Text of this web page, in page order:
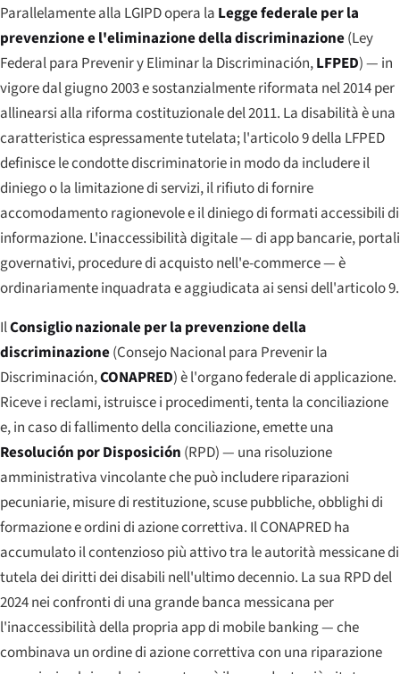
Parallelamente alla LGIPD opera la Legge federale per la
prevenzione e l'eliminazione della discriminazione(Ley
Federal para Prevenir y Eliminar la Discriminación,LFPED) — in
vigore dal giugno 2003 e sostanzialmente riformata nel 2014 per
allinearsi alla riforma costituzionale del 2011. La disabilità è una
caratteristica espressamente tutelata; l'articolo 9 della LFPED
definisce le condotte discriminatorie in modo da includere il
diniego o la limitazione di servizi, il rifiuto di fornire
accomodamento ragionevole e il diniego di formati accessibili di
informazione. L'inaccessibilità digitale — di app bancarie, portali
governativi, procedure di acquisto nell'e-commerce — è
ordinariamente inquadrata e aggiudicata ai sensi dell'articolo 9.
IlConsiglio nazionale per la prevenzione della
discriminazione(Consejo Nacional para Prevenir la
Discriminación,CONAPRED) è l'organo federale di applicazione.
Riceve i reclami, istruisce i procedimenti, tenta la conciliazione
e, in caso di fallimento della conciliazione, emette una
Resolución por Disposición (RPD) — una risoluzione
amministrativa vincolante che può includere riparazioni
pecuniarie, misure di restituzione, scuse pubbliche, obblighi di
formazione e ordini di azione correttiva. Il CONAPRED ha
accumulato il contenzioso più attivo tra le autorità messicane di
tutela dei diritti dei disabili nell'ultimo decennio. La sua RPD del
2024 nei confronti di una grande banca messicana per
l'inaccessibilità della propria app di mobile banking — che
combinava un ordine di azione correttiva con una riparazione